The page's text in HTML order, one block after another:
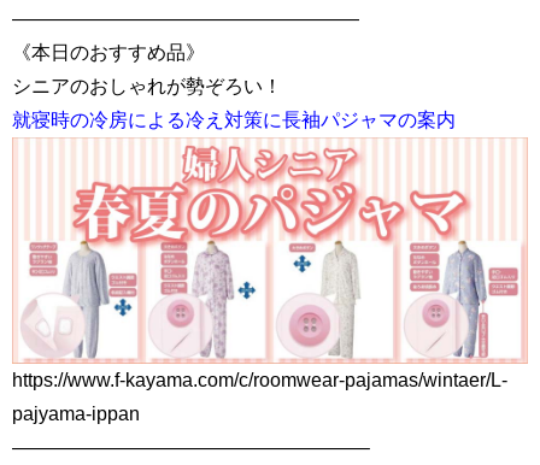
——————————————————
《本日のおすすめ品》
シニアのおしゃれが勢ぞろい！
就寝時の冷房による冷え対策に長袖パジャマの案内
https://www.f-kayama.com/c/roomwear-pajamas/wintaer/L-
pajyama-ippan
——————————————————–